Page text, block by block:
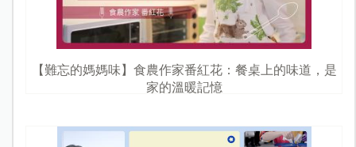
【難忘的媽媽味】食農作家番紅花：餐桌上的味道，是
家的溫暖記憶